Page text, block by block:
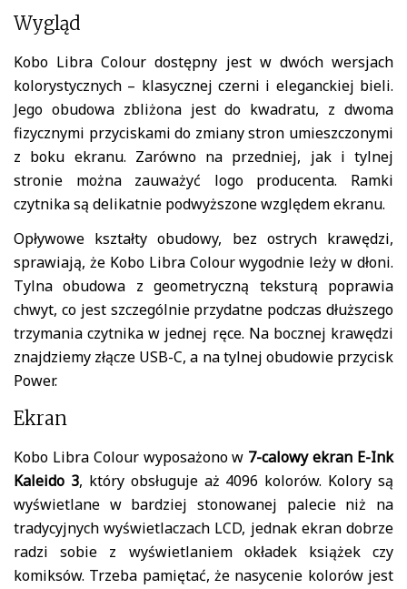
Wygląd
Kobo Libra Colour dostępny jest w dwóch wersjach
kolorystycznych – klasycznej czerni i eleganckiej bieli.
Jego obudowa zbliżona jest do kwadratu, z dwoma
fizycznymi przyciskami do zmiany stron umieszczonymi
z boku ekranu. Zarówno na przedniej, jak i tylnej
stronie można zauważyć logo producenta. Ramki
czytnika są delikatnie podwyższone względem ekranu.
Opływowe kształty obudowy, bez ostrych krawędzi,
sprawiają, że Kobo Libra Colour wygodnie leży w dłoni.
Tylna obudowa z geometryczną teksturą poprawia
chwyt, co jest szczególnie przydatne podczas dłuższego
trzymania czytnika w jednej ręce. Na bocznej krawędzi
znajdziemy złącze USB-C, a na tylnej obudowie przycisk
Power.
Ekran
Kobo Libra Colour wyposażono w 7-calowy ekran E-Ink
Kaleido 3, który obsługuje aż 4096 kolorów. Kolory są
wyświetlane w bardziej stonowanej palecie niż na
tradycyjnych wyświetlaczach LCD, jednak ekran dobrze
radzi sobie z wyświetlaniem okładek książek czy
komiksów. Trzeba pamiętać, że nasycenie kolorów jest